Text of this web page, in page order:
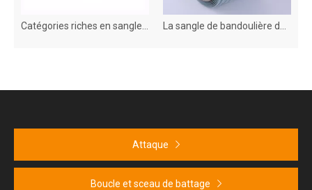
Attaque
Boucle et sceau de battage